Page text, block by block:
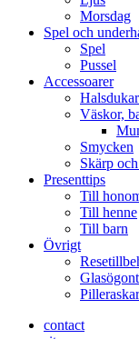
Morsdag
Spel och
Spel
Pussel
Accessoarer
Väskor,
Smycken
Skärp
Presenttips
Till
Till henne
Till barn
Övrigt
Pilleraskar
contact